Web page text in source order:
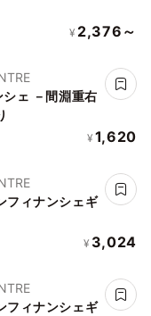
¥ 2,376～
シェ －間淵重右
¥ 1,620
フィナンシェギ
¥ 3,024
フィナンシェギ